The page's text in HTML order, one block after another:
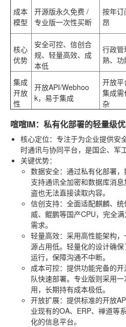
成本
模型
开源版永久免费 /
专业版一次性买断
按年
昂
核心
优势
安全可控、信创合
规、轻量高效、成
本低
行政
熟、
集成
开放
性
开放API/Webhoo
k，易于集成
开放
集成需
杂
喧喧IM：私有化部署的轻量级
核心定位：专注于为企业提供安
时通讯与协同平台，是国企、军
关键优势：
数据安全：通过私有化部署
支持通讯全加密和数据库消
盗也无法直接读取内容。
信创支持：全面适配麒麟、
威、鲲鹏等国产CPU，完全
需求。
轻量高效：采用高性能架构
源占用低。轻量化的设计确
运行，保障沟通不中断。
成本可控：提供功能完备的
队快速部署。专业版则采用
用，长期持有成本极低。
开放扩展：提供标准的开放
业现有的OA、ERP、禅道等
化的信息平台。